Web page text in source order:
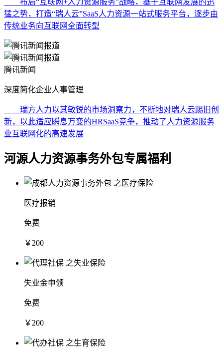
猛之势，打造“瑞人云”SaaS人力资源一站式服务平台，逐步由
传统业务向互联网全面转型
腾讯新闻
深度简化企业人事管理
瑞方人力以其敏锐的市场洞察力，不断地对瑞人云踢旧创
新，以此适应瞬息万变的HRSaaS竞争，推动了人力资源服务
业互联网化的高速发展
河源人力资源事务外包专属福利
医疗报销
免费
￥200
失业金申领
免费
￥200